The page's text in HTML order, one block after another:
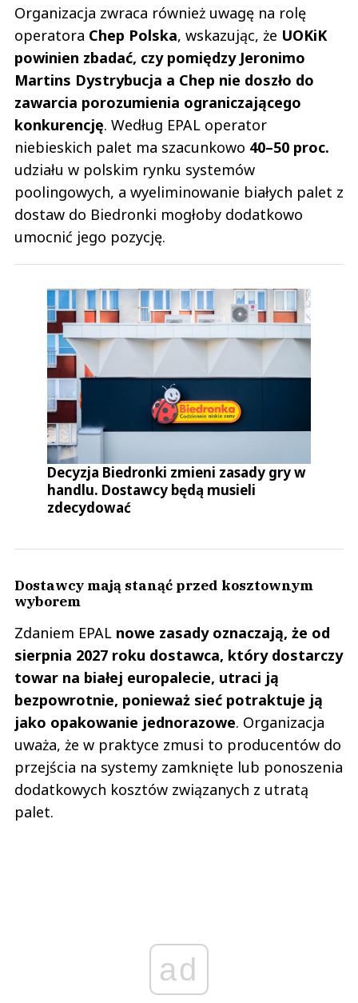
Organizacja zwraca również uwagę na rolę
operatora Chep Polska, wskazując, że UOKiK
powinien zbadać, czy pomiędzy Jeronimo
Martins Dystrybucja a Chep nie doszło do
zawarcia porozumienia ograniczającego
konkurencję. Według EPAL operator
niebieskich palet ma szacunkowo 40–50 proc.
udziału w polskim rynku systemów
poolingowych, a wyeliminowanie białych palet z
dostaw do Biedronki mogłoby dodatkowo
umocnić jego pozycję.
Decyzja Biedronki zmieni zasady gry w
handlu. Dostawcy będą musieli
zdecydować
Dostawcy mają stanąć przed kosztownym
wyborem
Zdaniem EPAL nowe zasady oznaczają, że od
sierpnia 2027 roku dostawca, który dostarczy
towar na białej europalecie, utraci ją
bezpowrotnie, ponieważ sieć potraktuje ją
jako opakowanie jednorazowe. Organizacja
uważa, że w praktyce zmusi to producentów do
przejścia na systemy zamknięte lub ponoszenia
dodatkowych kosztów związanych z utratą
palet.
ad